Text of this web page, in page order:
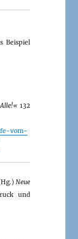
Beispiel
132
vom-
Neue
und